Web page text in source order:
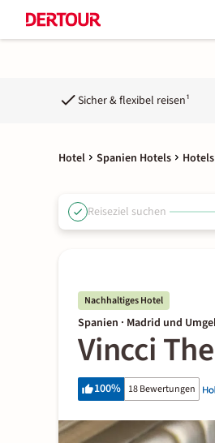
Sicher & flexibel reisen¹
Hotel Spanien Hotels
Reiseziel suchen
Nachhaltiges Hotel
Spanien · Madrid und
Vincci
100% 18 Bewertungen